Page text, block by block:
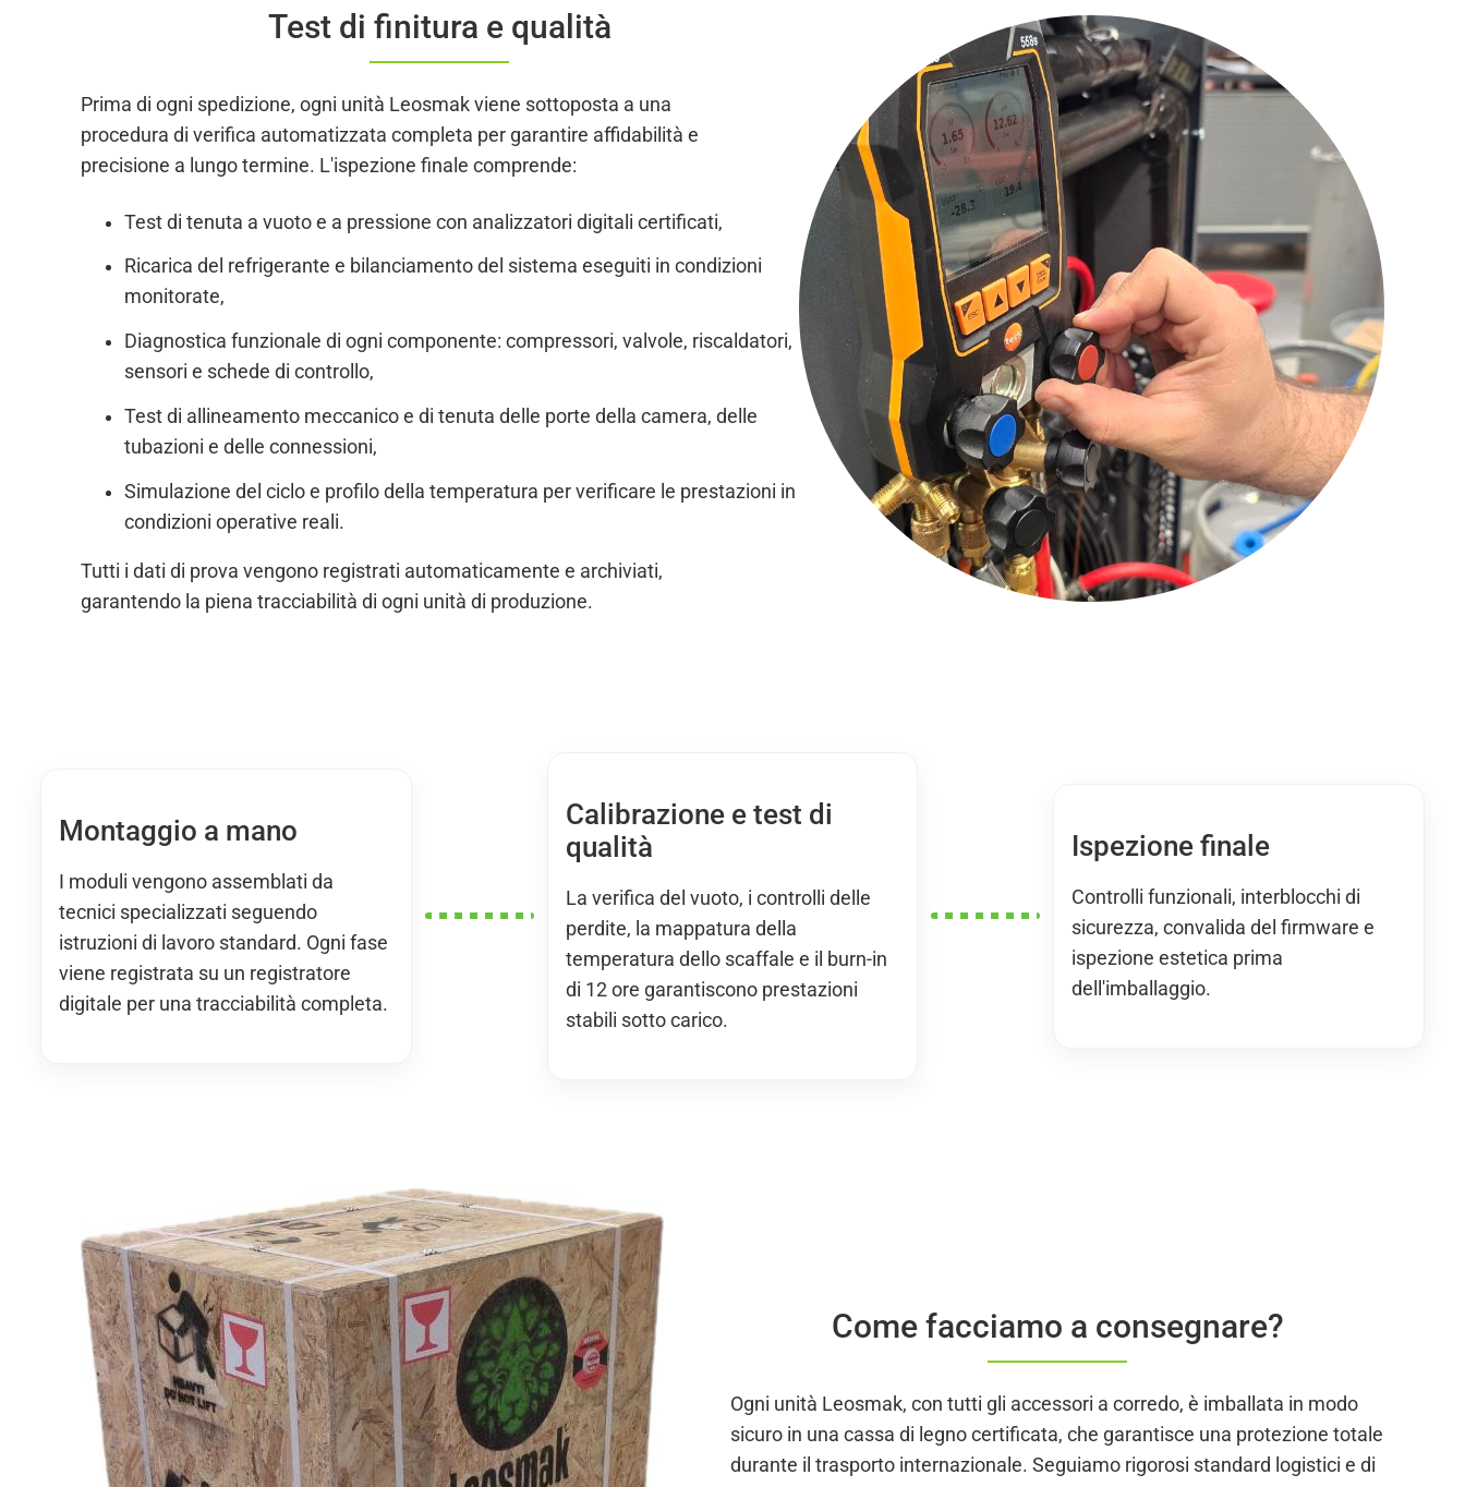
Test di finitura e qualità
Prima di ogni spedizione, ogni unità Leosmak viene sottoposta a una
procedura di verifica automatizzata completa per garantire affidabilità e
precisione a lungo termine. L'ispezione finale comprende:
Test di tenuta a vuoto e a pressione con analizzatori digitali certificati,
Ricarica del refrigerante e bilanciamento del sistema eseguiti in condizioni
monitorate,
Diagnostica funzionale di ogni componente: compressori, valvole, riscaldatori,
sensori e schede di controllo,
Test di allineamento meccanico e di tenuta delle porte della camera, delle
tubazioni e delle connessioni,
Simulazione del ciclo e profilo della temperatura per verificare le prestazioni in
condizioni operative reali.
Tutti i dati di prova vengono registrati automaticamente e archiviati,
garantendo la piena tracciabilità di ogni unità di produzione.
Montaggio a mano
I moduli vengono assemblati da
tecnici specializzati seguendo
istruzioni di lavoro standard. Ogni fase
viene registrata su un registratore
digitale per una tracciabilità completa.
Calibrazione e test di
qualità
La verifica del vuoto, i controlli delle
perdite, la mappatura della
temperatura dello scaffale e il burn-in
di 12 ore garantiscono prestazioni
stabili sotto carico.
Ispezione finale
Controlli funzionali, interblocchi di
sicurezza, convalida del firmware e
ispezione estetica prima
dell'imballaggio.
Come facciamo a consegnare?
Ogni unità Leosmak, con tutti gli accessori a corredo, è imballata in modo
sicuro in una cassa di legno certificata, che garantisce una protezione totale
durante il trasporto internazionale. Seguiamo rigorosi standard logistici e di